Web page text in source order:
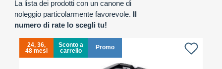
La lista dei prodotti con un canone di
noleggio particolarmente favorevole. Il
numero di rate lo scegli tu!
24, 36,
48 mesi
Sconto a
carrello
Promo